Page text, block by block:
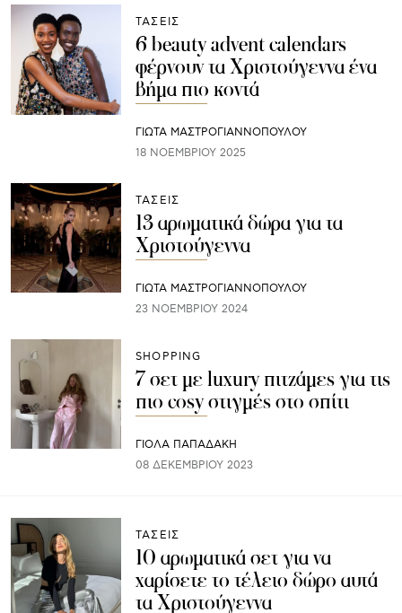
ΤΑΣΕΙΣ
6 beauty advent calendars
φέρνουν τα Χριστούγεννα ένα
βήμα πιο κοντά
ΓΙΩΤΑ ΜΑΣΤΡΟΓΙΑΝΝΟΠΟΥΛΟΥ
18 ΝΟΕΜΒΡΊΟΥ 2025
ΤΑΣΕΙΣ
13 αρωματικά δώρα για τα
Χριστούγεννα
ΓΙΩΤΑ ΜΑΣΤΡΟΓΙΑΝΝΟΠΟΥΛΟΥ
23 ΝΟΕΜΒΡΊΟΥ 2024
SHOPPING
7 σετ με luxury πιτζάμες για τις
πιο cosy στιγμές στο σπίτι
ΓΙΌΛΑ ΠΑΠΑΔΆΚΗ
08 ΔΕΚΕΜΒΡΊΟΥ 2023
ΤΑΣΕΙΣ
10 αρωματικά σετ για να
χαρίσετε το τέλειο δώρο αυτά
τα Χριστούγεννα